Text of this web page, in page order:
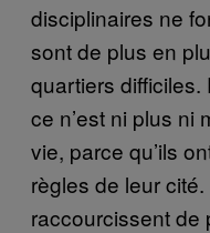
disciplinaires ne
sont de plus en
quartiers
ce n’est ni plus ni
vie, parce qu’ils
règles de leur
raccourcissent de